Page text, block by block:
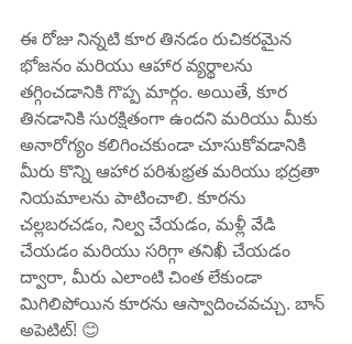
ఈ రోజు నిన్నటి కూర తినడం రుచికరమైన
భోజనం మరియు ఆహార వ్యర్థాలను
తగ్గించడానికి గొప్ప మార్గం. అయితే, కూర
తినడానికి సురక్షితంగా ఉందని మరియు మీకు
అనారోగ్యం కలిగించకుండా చూసుకోవడానికి
మీరు కొన్ని ఆహార పరిశుభ్రత మరియు భద్రతా
నియమాలను పాటించాలి. కూరను
చల్లబరచడం, నిల్వ చేయడం, మళ్లీ వేడి
చేయడం మరియు సరిగ్గా తనిఖీ చేయడం
ద్వారా, మీరు ఎలాంటి చింత లేకుండా
మిగిలిపోయిన కూరను ఆస్వాదించవచ్చు. బాన్
అపెటిట్! 😊